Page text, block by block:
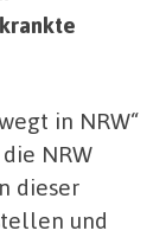
in NRW“
NRW
dieser
und